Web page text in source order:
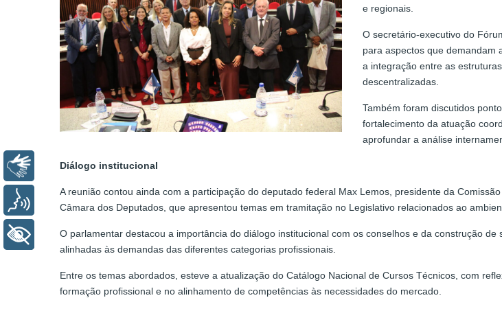
e regionais.
O secretário-executivo do
para aspectos que demandam
a integração entre as
descentralizadas.
Também foram discutidos
fortalecimento da atuação
aprofundar a análise
Diálogo institucional
A reunião contou ainda com a participação do deputado federal Max Lemos, presidente da
Câmara dos Deputados, que apresentou temas em tramitação no Legislativo relacionados ao
O parlamentar destacou a importância do diálogo institucional com os conselhos e da construção de
alinhadas às demandas das diferentes categorias profissionais.
Entre os temas abordados, esteve a atualização do Catálogo Nacional de Cursos Técnicos, com
formação profissional e no alinhamento de competências às necessidades do mercado.
Libras
+ Acessibilidade